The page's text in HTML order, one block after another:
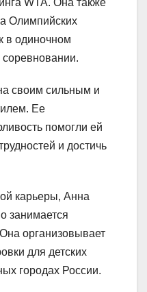
Олимпийских
в одиночном
соревновании.
своим сильным и
Ее
помогли ей
и достичь
карьеры, Анна
занимается
организовывает
для детских
городах России.